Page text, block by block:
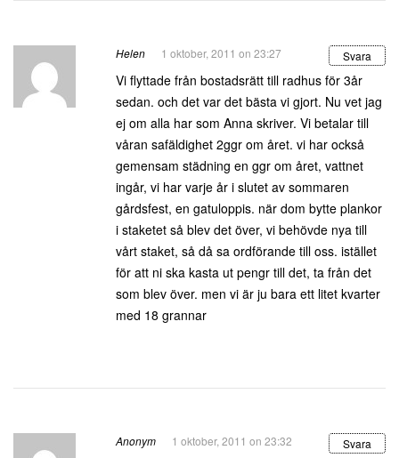
Helen 1 oktober, 2011 on 23:27 Svara
Vi flyttade från bostadsrätt till radhus för 3år
sedan. och det var det bästa vi gjort. Nu vet jag
ej om alla har som Anna skriver. Vi betalar till
våran safäldighet 2ggr om året. vi har också
gemensam städning en ggr om året, vattnet
ingår, vi har varje år i slutet av sommaren
gårdsfest, en gatuloppis. när dom bytte plankor
i staketet så blev det över, vi behövde nya till
vårt staket, så då sa ordförande till oss. istället
för att ni ska kasta ut pengr till det, ta från det
som blev över. men vi är ju bara ett litet kvarter
med 18 grannar
Anonym 1 oktober, 2011 on 23:32 Svara